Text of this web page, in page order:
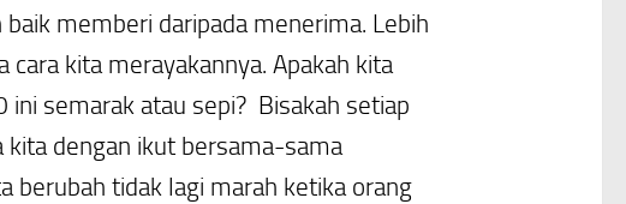
memberi daripada menerima. Lebih
kita merayakannya. Apakah kita
ini semarak atau sepi? Bisakah setiap
dengan ikut bersama-sama
berubah tidak lagi marah ketika orang